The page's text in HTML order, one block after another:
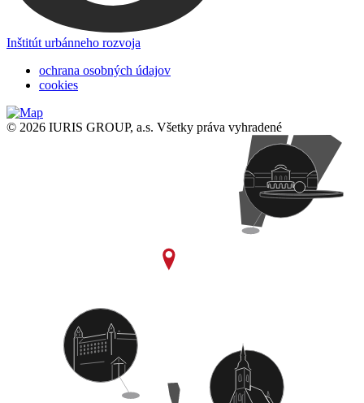
Inštitút urbánneho rozvoja
ochrana osobných údajov
cookies
© 2026 IURIS GROUP, a.s. Všetky práva vyhradené